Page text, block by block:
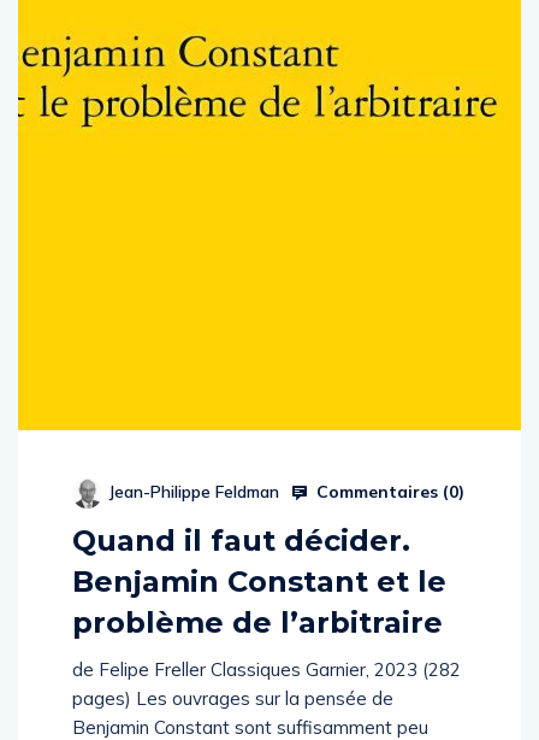
Jean-Philippe Feldman Commentaires (0)
Quand il faut décider.
Benjamin Constant et le
problème de l’arbitraire
de Felipe Freller Classiques Garnier, 2023 (282
pages) Les ouvrages sur la pensée de
Benjamin Constant sont suffisamment peu